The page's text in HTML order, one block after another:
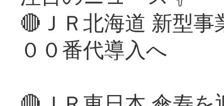
🔴ＪＲ北海道 新型
００番代導入へ